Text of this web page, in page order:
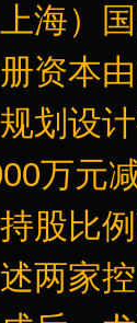
上海）
资本
划设
万元
股比
两家